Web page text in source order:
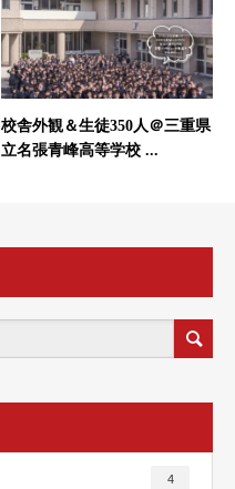
校舎外観＆生徒350人＠三重県
立名張青峰高等学校 ...
4